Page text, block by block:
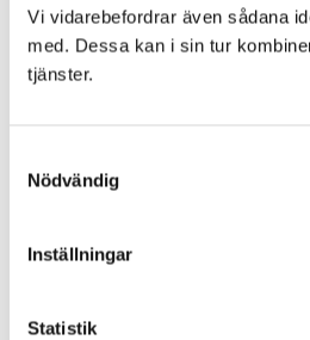
Vi vidarebefordrar även sådana
med. Dessa kan i sin tur
tjänster.
Nödvändig
Inställningar
Statistik